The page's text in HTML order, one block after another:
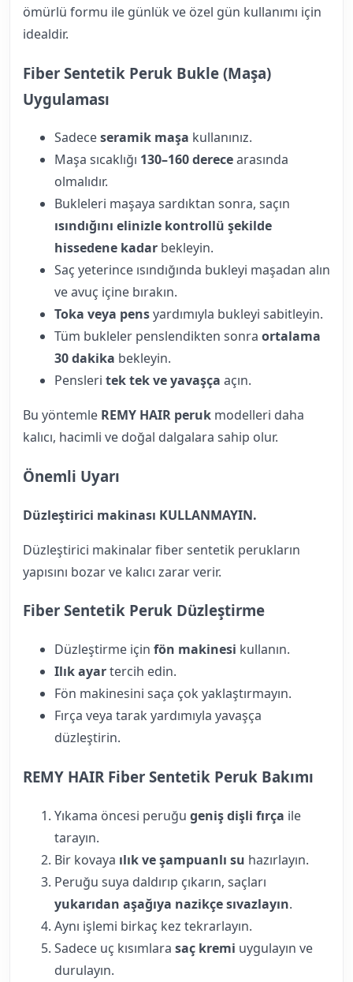
ömürlü formu ile günlük ve özel gün kullanımı için
idealdir.
Fiber Sentetik Peruk Bukle (Maşa)
Uygulaması
Sadeceseramik maşa kullanınız.
Maşa sıcaklığı 130–160 derecearasında
olmalıdır.
Bukleleri maşaya sardıktan sonra, saçın
ısındığını elinizle kontrollü şekilde
hissedene kadar bekleyin.
Saç yeterince ısındığında bukleyi maşadan alın
ve avuç içine bırakın.
Toka veya pensyardımıyla bukleyi sabitleyin.
Tüm bukleler penslendikten sonra ortalama
30 dakika bekleyin.
Pensleri tek tek ve yavaşça açın.
Bu yöntemle REMY HAIR peruk modelleri daha
kalıcı, hacimli ve doğal dalgalara sahip olur.
Önemli Uyarı
Düzleştirici makinası KULLANMAYIN.
Düzleştirici makinalar fiber sentetik perukların
yapısını bozar ve kalıcı zarar verir.
Fiber Sentetik Peruk Düzleştirme
Düzleştirme için fön makinesi kullanın.
Ilık ayartercih edin.
Fön makinesini saça çok yaklaştırmayın.
Fırça veya tarak yardımıyla yavaşça
düzleştirin.
REMY HAIR Fiber Sentetik Peruk Bakımı
Yıkama öncesi peruğu geniş dişli fırça ile
tarayın.
Bir kovaya ılık ve şampuanlı su hazırlayın.
Peruğu suya daldırıp çıkarın, saçları
yukarıdan aşağıya nazikçe sıvazlayın.
Aynı işlemi birkaç kez tekrarlayın.
Sadece uç kısımlara saç kremi uygulayın ve
durulayın.